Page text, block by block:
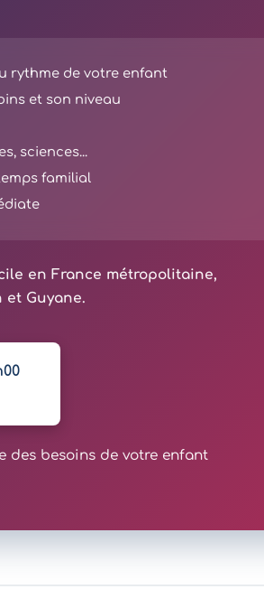
rythme de votre enfant
et son niveau
sciences...
familial
en France métropolitaine,
Guyane.
des besoins de votre enfant